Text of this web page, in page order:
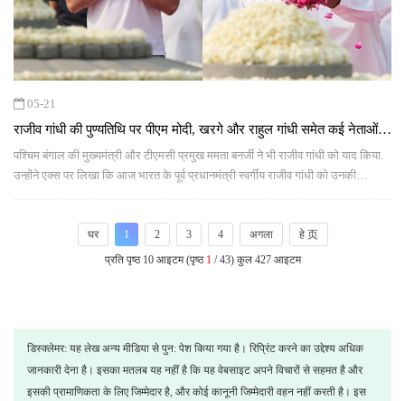
05-21
राजीव गांधी की पुण्यतिथि पर पीएम मोदी, खरगे और राहुल गांधी समेत कई नेताओं ने
दी श्रद्धांजलि
पश्चिम बंगाल की मुख्यमंत्री और टीएमसी प्रमुख ममता बनर्जी ने भी राजीव गांधी को याद किया.
उन्होंने एक्स पर लिखा कि आज भारत के पूर्व प्रधानमंत्री स्वर्गीय राजीव गांधी को उनकी
घर 1 2 3 4 अगला
हे 页
प्रति पृष्ठ 10 आइटम (पृष्ठ 1/ 43) कुल 427 आइटम
डिस्क्लेमर: यह लेख अन्य मीडिया से पुन: पेश किया गया है। रिप्रिंट करने का उद्देश्य अधिक
जानकारी देना है। इसका मतलब यह नहीं है कि यह वेबसाइट अपने विचारों से सहमत है और
इसकी प्रामाणिकता के लिए जिम्मेदार है, और कोई कानूनी जिम्मेदारी वहन नहीं करती है। इस